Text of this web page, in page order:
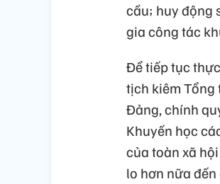
cầu; huy động
gia công tác
Để tiếp tục
tịch kiêm Tổng
Đảng, chính
Khuyến học
của toàn xã
lo hơn nữa